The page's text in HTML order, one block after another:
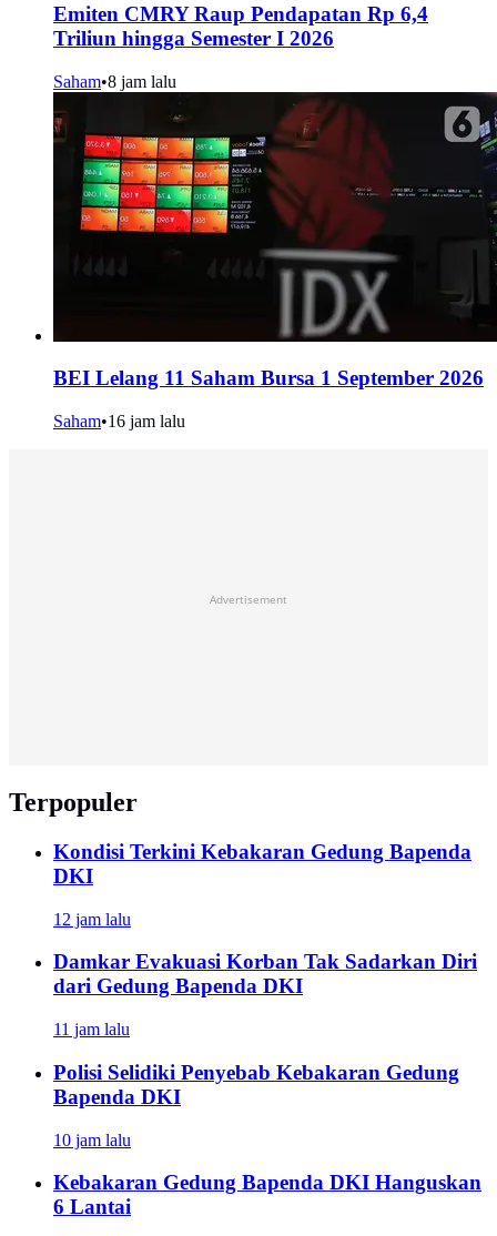
Emiten CMRY Raup Pendapatan Rp 6,4
Triliun hingga Semester I 2026
Saham•8 jam lalu
BEI Lelang 11 Saham Bursa 1 September 2026
Saham•16 jam lalu
Advertisement
Terpopuler
Kondisi Terkini Kebakaran Gedung Bapenda
DKI
12 jam lalu
Damkar Evakuasi Korban Tak Sadarkan Diri
dari Gedung Bapenda DKI
11 jam lalu
Polisi Selidiki Penyebab Kebakaran Gedung
Bapenda DKI
10 jam lalu
Kebakaran Gedung Bapenda DKI Hanguskan
6 Lantai